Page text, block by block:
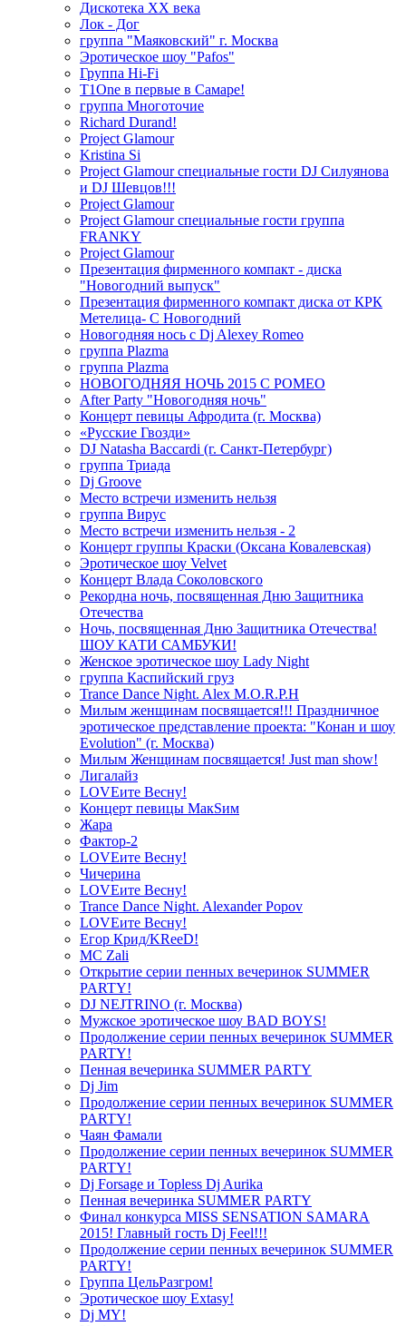
Дискотека ХХ века
Лок - Дог
группа "Маяковский" г. Москва
Эротическое шоу "Pafos"
Группа Hi-Fi
T1One в первые в Самаре!
группа Многоточие
Richard Durand!
Project Glamour
Kristina Si
Project Glamour специальные гости DJ Силуянова
и DJ Шевцов!!!
Project Glamour
Project Glamour специальные гости группа
FRANKY
Project Glamour
Презентация фирменного компакт - диска
"Новогодний выпуск"
Презентация фирменного компакт диска от КРК
Метелица- С Новогодний
Новогодняя нось с Dj Alexey Romeo
группа Plazma
группа Plazma
НОВОГОДНЯЯ НОЧЬ 2015 C РОМЕО
After Party "Новогодняя ночь"
Концерт певицы Афродита (г. Москва)
«Русские Гвозди»
DJ Natasha Baccardi (г. Санкт-Петербург)
группа Триада
Dj Groove
Место встречи изменить нельзя
группа Вирус
Место встречи изменить нельзя - 2
Концерт группы Краски (Оксана Ковалевская)
Эротическое шоу Velvet
Концерт Влада Соколовского
Рекордна ночь, посвященная Дню Защитника
Отечества
Ночь, посвященная Дню Защитника Отечества!
ШОУ КАТИ САМБУКИ!
Женское эротическое шоу Lady Night
группа Каспийский груз
Trance Dance Night. Alex M.O.R.P.H
Милым женщинам посвящается!!! Праздничное
эротическое представление проекта: "Конан и шоу
Evolution" (г. Москва)
Милым Женщинам посвящается! Just man show!
Лигалайз
LOVEите Весну!
Концерт певицы МакSим
Жара
Фактор-2
LOVEите Весну!
Чичерина
LOVEите Весну!
Trance Dance Night. Alexander Popov
LOVEите Весну!
Егор Крид/KReeD!
MC Zali
Открытие серии пенных вечеринок SUMMER
PARTY!
DJ NEJTRINO (г. Москва)
Мужское эротическое шоу BAD BOYS!
Продолжение серии пенных вечеринок SUMMER
PARTY!
Пенная вечеринка SUMMER PARTY
Dj Jim
Продолжение серии пенных вечеринок SUMMER
PARTY!
Чаян Фамали
Продолжение серии пенных вечеринок SUMMER
PARTY!
Dj Forsage и Topless Dj Aurika
Пенная вечеринка SUMMER PARTY
Финал конкурса MISS SENSATION SAMARA
2015! Главный гость Dj Feel!!!
Продолжение серии пенных вечеринок SUMMER
PARTY!
Группа ЦельРазгром!
Эротическое шоу Extasy!
Dj MY!